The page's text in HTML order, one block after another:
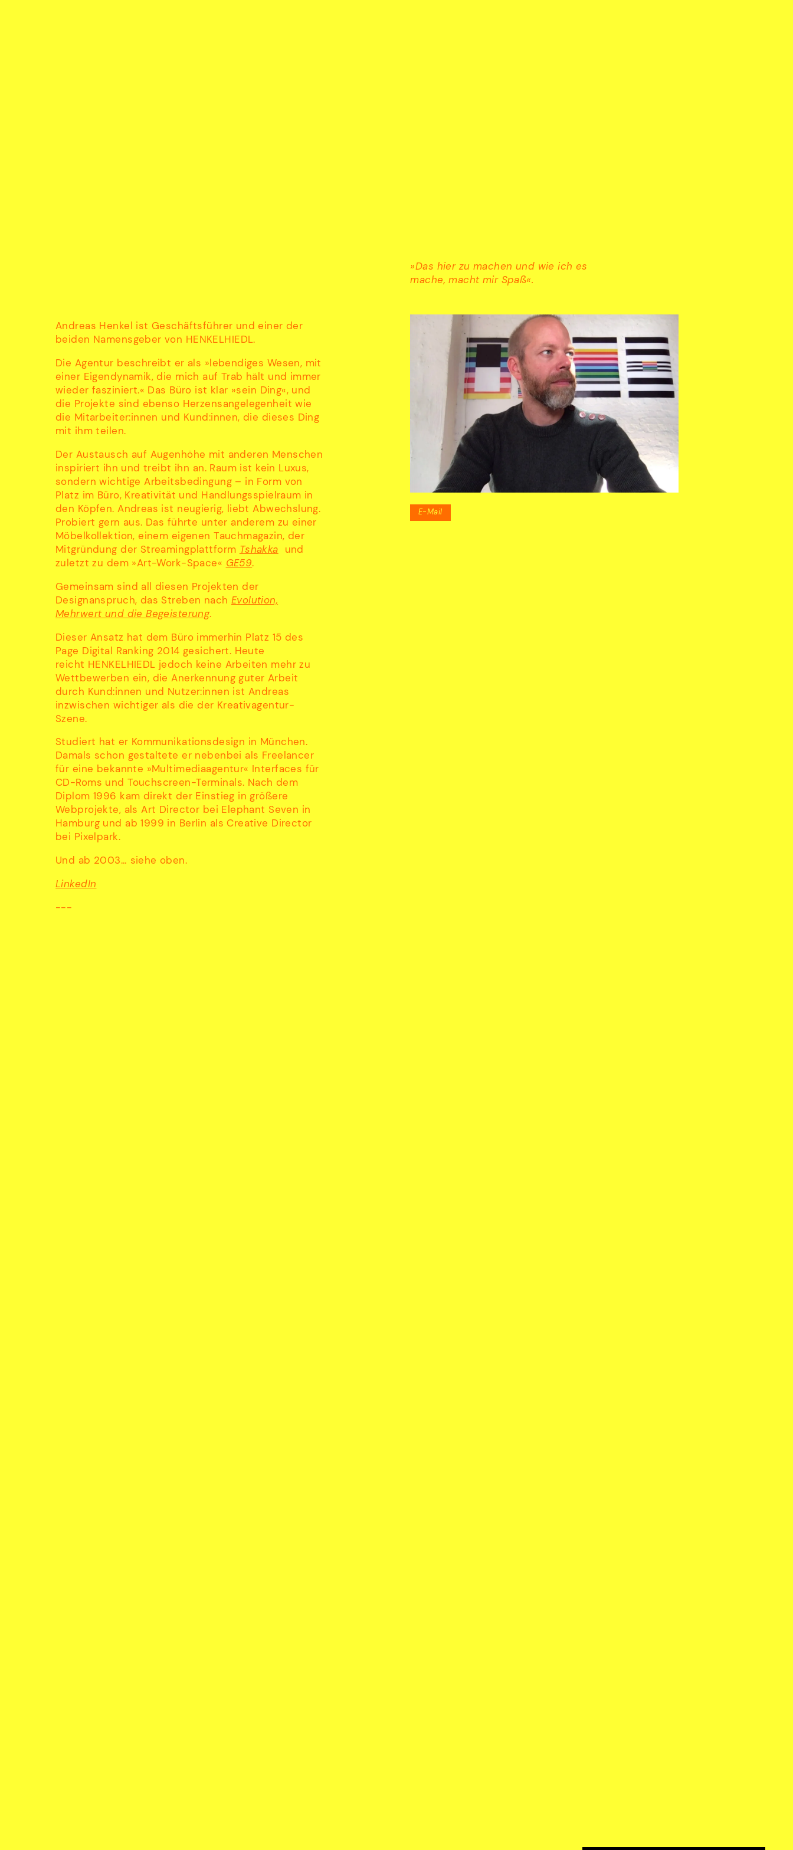
E-Mail
Andreas Henkel ist Geschäftsführer und einer der
beiden Namensgeber von HENKELHIEDL.
Die Agentur beschreibt er als »lebendiges Wesen, mit
einer Eigendynamik, die mich auf Trab hält und immer
wieder fasziniert.« Das Büro ist klar »sein Ding«, und
die Projekte sind ebenso Herzensangelegenheit wie
die Mitarbeiter:innen und Kund:innen, die dieses Ding
mit ihm teilen.
Der Austausch auf Augenhöhe mit anderen Menschen
inspiriert ihn und treibt ihn an. Raum ist kein Luxus,
sondern wichtige Arbeitsbedingung – in Form von
Platz im Büro, Kreativität und Handlungsspielraum in
den Köpfen. Andreas ist neugierig, liebt Abwechslung.
Probiert gern aus. Das führte unter anderem zu einer
Möbelkollektion, einem eigenen Tauchmagazin, der
Mitgründung der Streamingplattform Tshakka und
zuletzt zu dem »Art-Work-Space« GE59.
Gemeinsam sind all diesen Projekten der
Designanspruch, das Streben nach Evolution,
Mehrwert und die Begeisterung.
Dieser Ansatz hat dem Büro immerhin Platz 15 des
Page Digital Ranking 2014 gesichert. Heute
reicht HENKELHIEDL jedoch keine Arbeiten mehr zu
Wettbewerben ein, die Anerkennung guter Arbeit
durch Kund:innen und Nutzer:innen ist Andreas
inzwischen wichtiger als die der Kreativagentur-
Szene.
Studiert hat er Kommunikationsdesign in München.
Damals schon gestaltete er nebenbei als Freelancer
für eine bekannte »Multimediaagentur« Interfaces für
CD-Roms und Touchscreen-Terminals. Nach dem
Diplom 1996 kam direkt der Einstieg in größere
Webprojekte, als Art Director bei Elephant Seven in
Hamburg und ab 1999 in Berlin als Creative Director
bei Pixelpark.
Und ab 2003… siehe oben.
LinkedIn
---
»Das hier zu machen und wie ich es
mache, macht mir Spaß«.